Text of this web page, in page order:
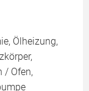
Ölheizung,
/ Ofen,